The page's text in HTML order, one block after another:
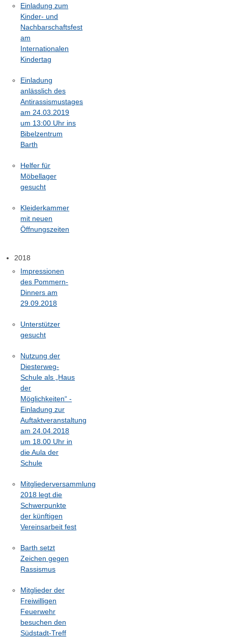
Einladung zum
Kinder- und
Nachbarschaftsfest
am
Internationalen
Kindertag
Einladung
anlässlich des
Antirassismustages
am 24.03.2019
um 13:00 Uhr ins
Bibelzentrum
Barth
Helfer für
Möbellager
gesucht
Kleiderkammer
mit neuen
Öffnungszeiten
2018
Impressionen
des Pommern-
Dinners am
29.09.2018
Unterstützer
gesucht
Nutzung der
Diesterweg-
Schule als „Haus
der
Möglichkeiten“ -
Einladung zur
Auftaktveranstaltung
am 24.04.2018
um 18.00 Uhr in
die Aula der
Schule
Mitgliederversammlung
2018 legt die
Schwerpunkte
der künftigen
Vereinsarbeit fest
Barth setzt
Zeichen gegen
Rassismus
Mitglieder der
Freiwilligen
Feuerwehr
besuchen den
Südstadt-Treff